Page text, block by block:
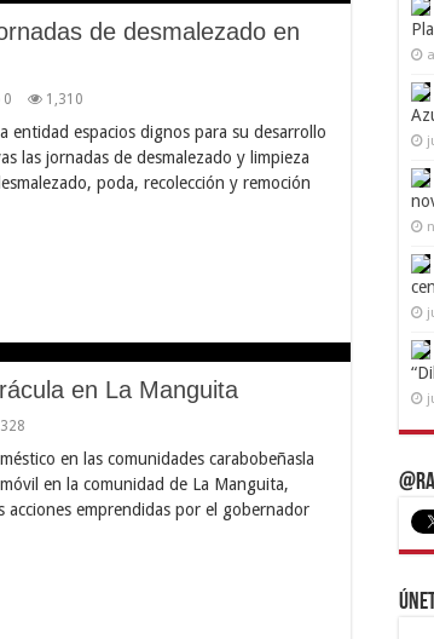
de desmalezado en
0 1,310
entidad espacios dignos para su desarrollo
las jornadas de desmalezado y limpieza
poda, recolección y remoción
en La Manguita
en las comunidades carabobeñasla
en la comunidad de La Manguita,
acciones emprendidas por el gobernador